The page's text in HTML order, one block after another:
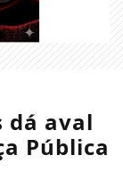
dá aval
Pública